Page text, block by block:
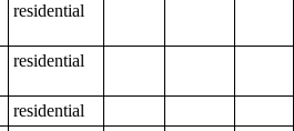
residential
residential
residential